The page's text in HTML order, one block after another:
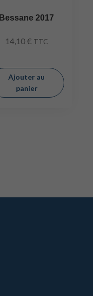
Bessane 2017
14,10 € TTC
Ajouter au
panier